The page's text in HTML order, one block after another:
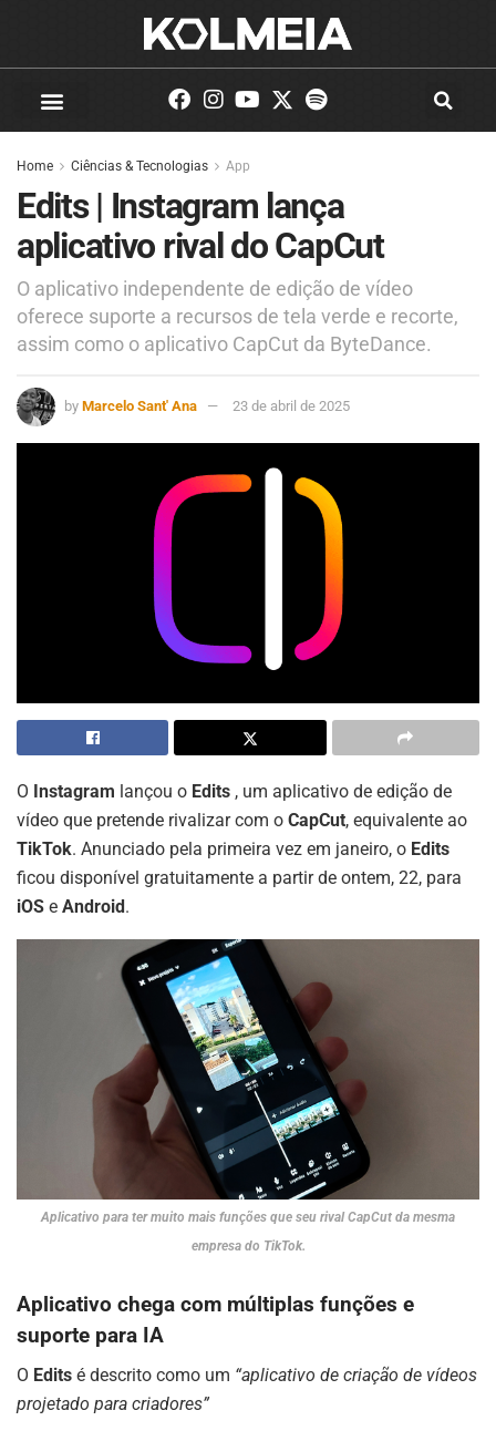
Home Ciências & Tecnologias App
Edits | Instagram lança
aplicativo rival do CapCut
O aplicativo independente de edição de vídeo
oferece suporte a recursos de tela verde e recorte,
assim como o aplicativo CapCut da ByteDance.
by Marcelo Sant' Ana 23 de abril de 2025
O Instagram lançou o Edits , um aplicativo de edição de
vídeo que pretende rivalizar com o CapCut, equivalente ao
TikTok. Anunciado pela primeira vez em janeiro, o Edits
ficou disponível gratuitamente a partir de ontem, 22, para
iOS e Android.
Aplicativo para ter muito mais funções que seu rival CapCut da mesma
empresa do TikTok.
Aplicativo chega com múltiplas funções e
suporte para IA
O Edits é descrito como um “aplicativo de criação de vídeos
projetado para criadores”